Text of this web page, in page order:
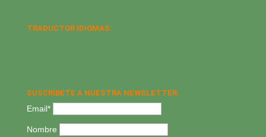
TRADUCTOR IDIOMAS:
SUSCRÍBETE A NUESTRA NEWSLETTER:
Email*
Nombre